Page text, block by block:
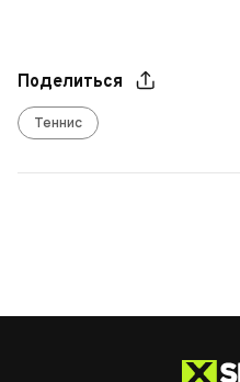
Поделиться
Теннис